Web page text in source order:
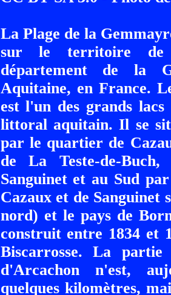
La Plage de la
sur le territoire de
département de la
Aquitaine, en France.
est l'un des grands
littoral aquitain. Il se
par le quartier de
de La Teste-de-
Sanguinet et au Sud
Cazaux et de Sanguinet
nord) et le pays de
construit entre 1834 et
Biscarrosse. La
d'Arcachon n'est,
quelques kilomètres,